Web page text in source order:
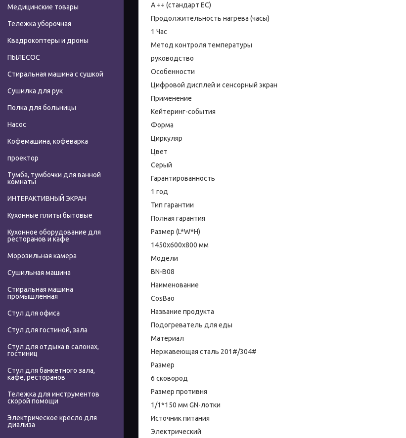
A ++ (стандарт ЕС)
Продолжительность нагрева (часы)
1 Час
Метод контроля температуры
руководство
Особенности
Цифровой дисплей и сенсорный экран
Применение
Кейтеринг-события
Форма
Циркуляр
Цвет
Серый
Гарантированность
1 год
Тип гарантии
Полная гарантия
Размер (L*W*H)
1450x600x800 мм
Модели
BN-B08
Наименование
CosBao
Название продукта
Подогреватель для еды
Материал
Нержавеющая сталь 201#/304#
Размер
6 сковород
Размер противня
1/1*150 мм GN-лотки
Источник питания
Электрический
Медицинские товары
Тележка уборочная
Квадрокоптеры и дроны
ПЫЛЕСОС
Стиральная машина с сушкой
Сушилка для рук
Полка для больницы
Насос
Кофемашина, кофеварка
проектор
Тумба, тумбочки для ванной
комнаты
ИНТЕРАКТИВНЫЙ ЭКРАН
Кухонные плиты бытовые
Кухонное оборудование для
ресторанов и кафе
Морозильная камера
Сушильная машина
Стиральная машина
промышленная
Стул для офиса
Стул для гостиной, зала
Стул для отдыха в салонах,
гостиниц
Стул для банкетного зала,
кафе, ресторанов
Тележка для инструментов
скорой помощи
Электрическое кресло для
диализа